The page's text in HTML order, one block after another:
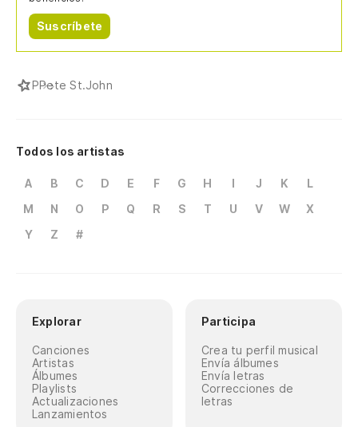
Suscríbete
PPete St.John
Todos los artistas
A B C D E F G H I J K
L
M
N O P Q R S T U V W
X
Y
Z #
Explorar
Canciones
Artistas
Álbumes
Playlists
Actualizaciones
Lanzamientos
Participa
Crea tu perfil musical
Envía álbumes
Envía letras
Correcciones de
letras